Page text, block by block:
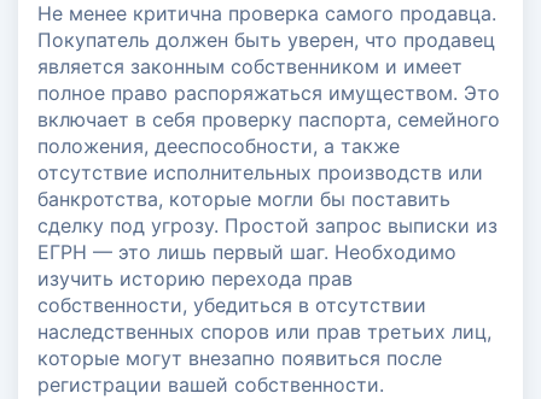
Не менее критична проверка самого продавца.
Покупатель должен быть уверен, что продавец
является законным собственником и имеет
полное право распоряжаться имуществом. Это
включает в себя проверку паспорта, семейного
положения, дееспособности, а также
отсутствие исполнительных производств или
банкротства, которые могли бы поставить
сделку под угрозу. Простой запрос выписки из
ЕГРН — это лишь первый шаг. Необходимо
изучить историю перехода прав
собственности, убедиться в отсутствии
наследственных споров или прав третьих лиц,
которые могут внезапно появиться после
регистрации вашей собственности.